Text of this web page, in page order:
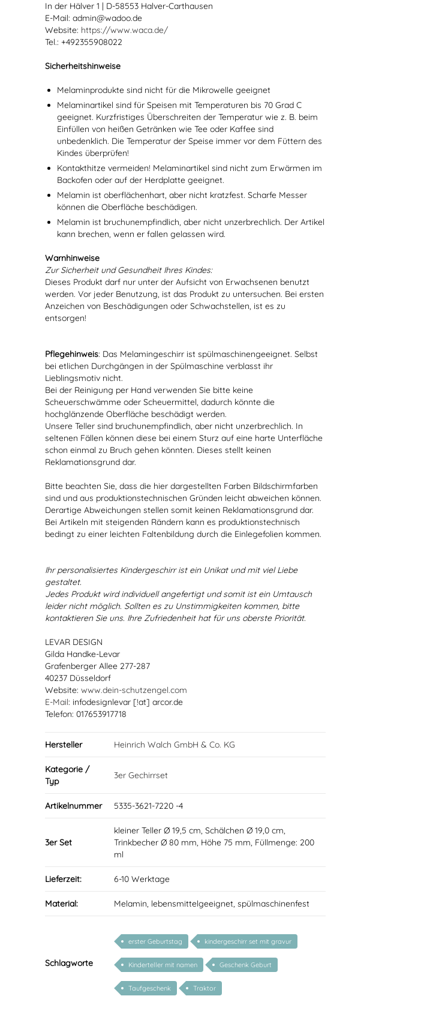
In der Hälver 1 | D-58553 Halver-Carthausen
E-Mail: admin@wadoo.de
Website: https://www.waca.de/
Tel.: +492355908022
Sicherheitshinweise
Melaminprodukte sind nicht für die Mikrowelle geeignet
Melaminartikel sind für Speisen mit Temperaturen bis 70 Grad C
geeignet. Kurzfristiges Überschreiten der Temperatur wie z. B. beim
Einfüllen von heißen Getränken wie Tee oder Kaffee sind
unbedenklich. Die Temperatur der Speise immer vor dem Füttern des
Kindes überprüfen!
Kontakthitze vermeiden! Melaminartikel sind nicht zum Erwärmen im
Backofen oder auf der Herdplatte geeignet.
Melamin ist oberflächenhart, aber nicht kratzfest. Scharfe Messer
können die Oberfläche beschädigen.
Melamin ist bruchunempfindlich, aber nicht unzerbrechlich. Der Artikel
kann brechen, wenn er fallen gelassen wird.
Warnhinweise
Zur Sicherheit und Gesundheit Ihres Kindes:
Dieses Produkt darf nur unter der Aufsicht von Erwachsenen benutzt
werden. Vor jeder Benutzung, ist das Produkt zu untersuchen. Bei ersten
Anzeichen von Beschädigungen oder Schwachstellen, ist es zu
entsorgen!
Pflegehinweis: Das Melamingeschirr ist spülmaschinengeeignet. Selbst
bei etlichen Durchgängen in der Spülmaschine verblasst ihr
Lieblingsmotiv nicht.
Bei der Reinigung per Hand verwenden Sie bitte keine
Scheuerschwämme oder Scheuermittel, dadurch könnte die
hochglänzende Oberfläche beschädigt werden.
Unsere Teller sind bruchunempfindlich, aber nicht unzerbrechlich. In
seltenen Fällen können diese bei einem Sturz auf eine harte Unterfläche
schon einmal zu Bruch gehen könnten. Dieses stellt keinen
Reklamationsgrund dar.
Bitte beachten Sie, dass die hier dargestellten Farben Bildschirmfarben
sind und aus produktionstechnischen Gründen leicht abweichen können.
Derartige Abweichungen stellen somit keinen Reklamationsgrund dar.
Bei Artikeln mit steigenden Rändern kann es produktionstechnisch
bedingt zu einer leichten Faltenbildung durch die Einlegefolien kommen.
Ihr personalisiertes Kindergeschirr ist ein Unikat und mit viel Liebe
gestaltet.
Jedes Produkt wird individuell angefertigt und somit ist ein Umtausch
leider nicht möglich. Sollten es zu Unstimmigkeiten kommen, bitte
kontaktieren Sie uns. Ihre Zufriedenheit hat für uns oberste Priorität.
LEVAR DESIGN
Gilda Handke-Levar
Grafenberger Allee 277-287
40237 Düsseldorf
Website: www.dein-schutzengel.com
E-Mail: infodesignlevar [!at] arcor.de
Telefon: 017653917718
Hersteller Heinrich Walch GmbH & Co. KG
Kategorie /
Typ
3er Gechirrset
Artikelnummer 5335-3621-7220 -4
3er Set
kleiner Teller Ø 19,5 cm, Schälchen Ø 19,0 cm,
Trinkbecher Ø 80 mm, Höhe 75 mm, Füllmenge: 200
ml
Lieferzeit: 6-10 Werktage
Material: Melamin, lebensmittelgeeignet, spülmaschinenfest
Schlagworte
erster Geburtstag kindergeschirr set mit gravur
Kinderteller mit namen Geschenk Geburt
Taufgeschenk Traktor